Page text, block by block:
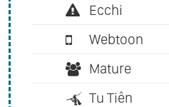
Ecchi
Webtoon
Mature
Tu Tiên